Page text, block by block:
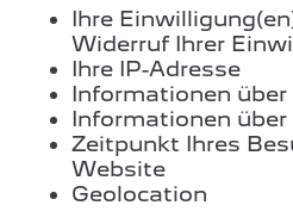
Ihre
Widerruf Ihrer
Ihre IP-Adresse
Informationen über
Informationen über
Zeitpunkt Ihres
Website
Geolocation